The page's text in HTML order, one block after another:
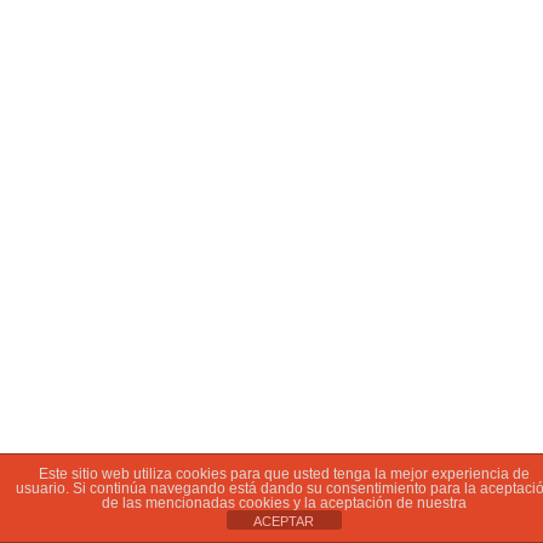
Este sitio web utiliza cookies para que usted tenga la mejor experiencia de
usuario. Si continúa navegando está dando su consentimiento para la
de las mencionadas cookies y la aceptación de nuestra
ACEPTAR